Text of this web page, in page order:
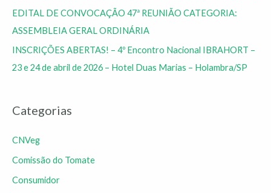
EDITAL DE CONVOCAÇÃO 47ª REUNIÃO CATEGORIA:
ASSEMBLEIA GERAL ORDINÁRIA
INSCRIÇÕES ABERTAS! – 4º Encontro Nacional IBRAHORT –
23 e 24 de abril de 2026 – Hotel Duas Marias – Holambra/SP
Categorias
CNVeg
Comissão do Tomate
Consumidor